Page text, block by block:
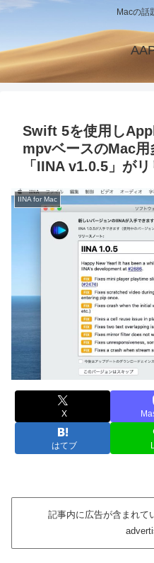
Macの話
Swift 5を使用し
mpvベースのMac用
「IINA v1.0.5」がリ
IINA for Mac
X
はてブ
記事内に広告が含まれて